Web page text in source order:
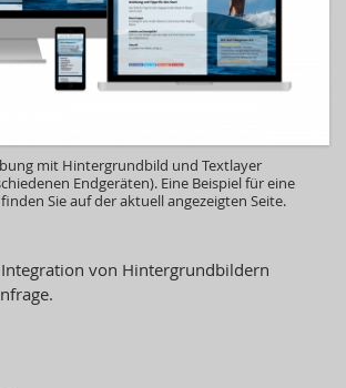
mit Hintergrundbild und Textlayer
Endgeräten). Eine Beispiel für eine
Sie auf der aktuell angezeigten Seite.
von Hintergrundbildern